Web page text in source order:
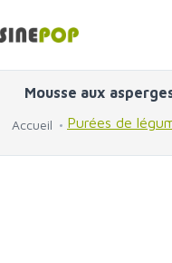
Mousse aux
Accueil Purées de